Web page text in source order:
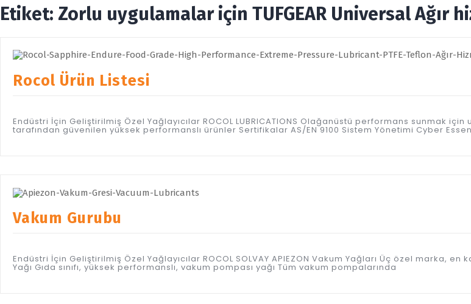
Etiket: Zorlu uygulamalar için TUFGEAR Universal Ağır
Rocol Ürün Listesi
Endüstri İçin Geliştirilmiş Özel Yağlayıcılar ROCOL LUBRICATIONS Olağanüstü performans sunmak
tarafından güvenilen yüksek performanslı ürünler Sertifikalar AS/EN 9100 Sistem Yönetimi Cyber
Vakum Gurubu
Endüstri İçin Geliştirilmiş Özel Yağlayıcılar ROCOL SOLVAY APIEZON Vakum Yağları Üç özel marka,
Yağı Gıda sınıfı, yüksek performanslı, vakum pompası yağı Tüm vakum pompalarında